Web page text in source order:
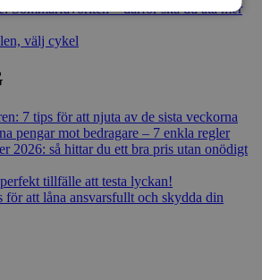
Sommarfavoriten – därför ska du äta mer
välj cykel
7 tips för att njuta av de sista veckorna
pengar mot bedragare – 7 enkla regler
2026: så hittar du ett bra pris utan onödigt
tillfälle att testa lyckan!
för att låna ansvarsfullt och skydda din